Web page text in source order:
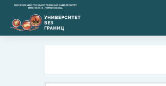
Salta al contenido principal